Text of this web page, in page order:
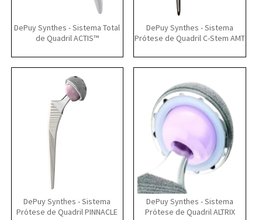
DePuy Synthes - Sistema Total
de Quadril ACTIS™
DePuy Synthes - Sistema
Prótese de Quadril C-Stem AMT
DePuy Synthes - Sistema
Prótese de Quadril PINNACLE
DePuy Synthes - Sistema
Prótese de Quadril ALTRIX